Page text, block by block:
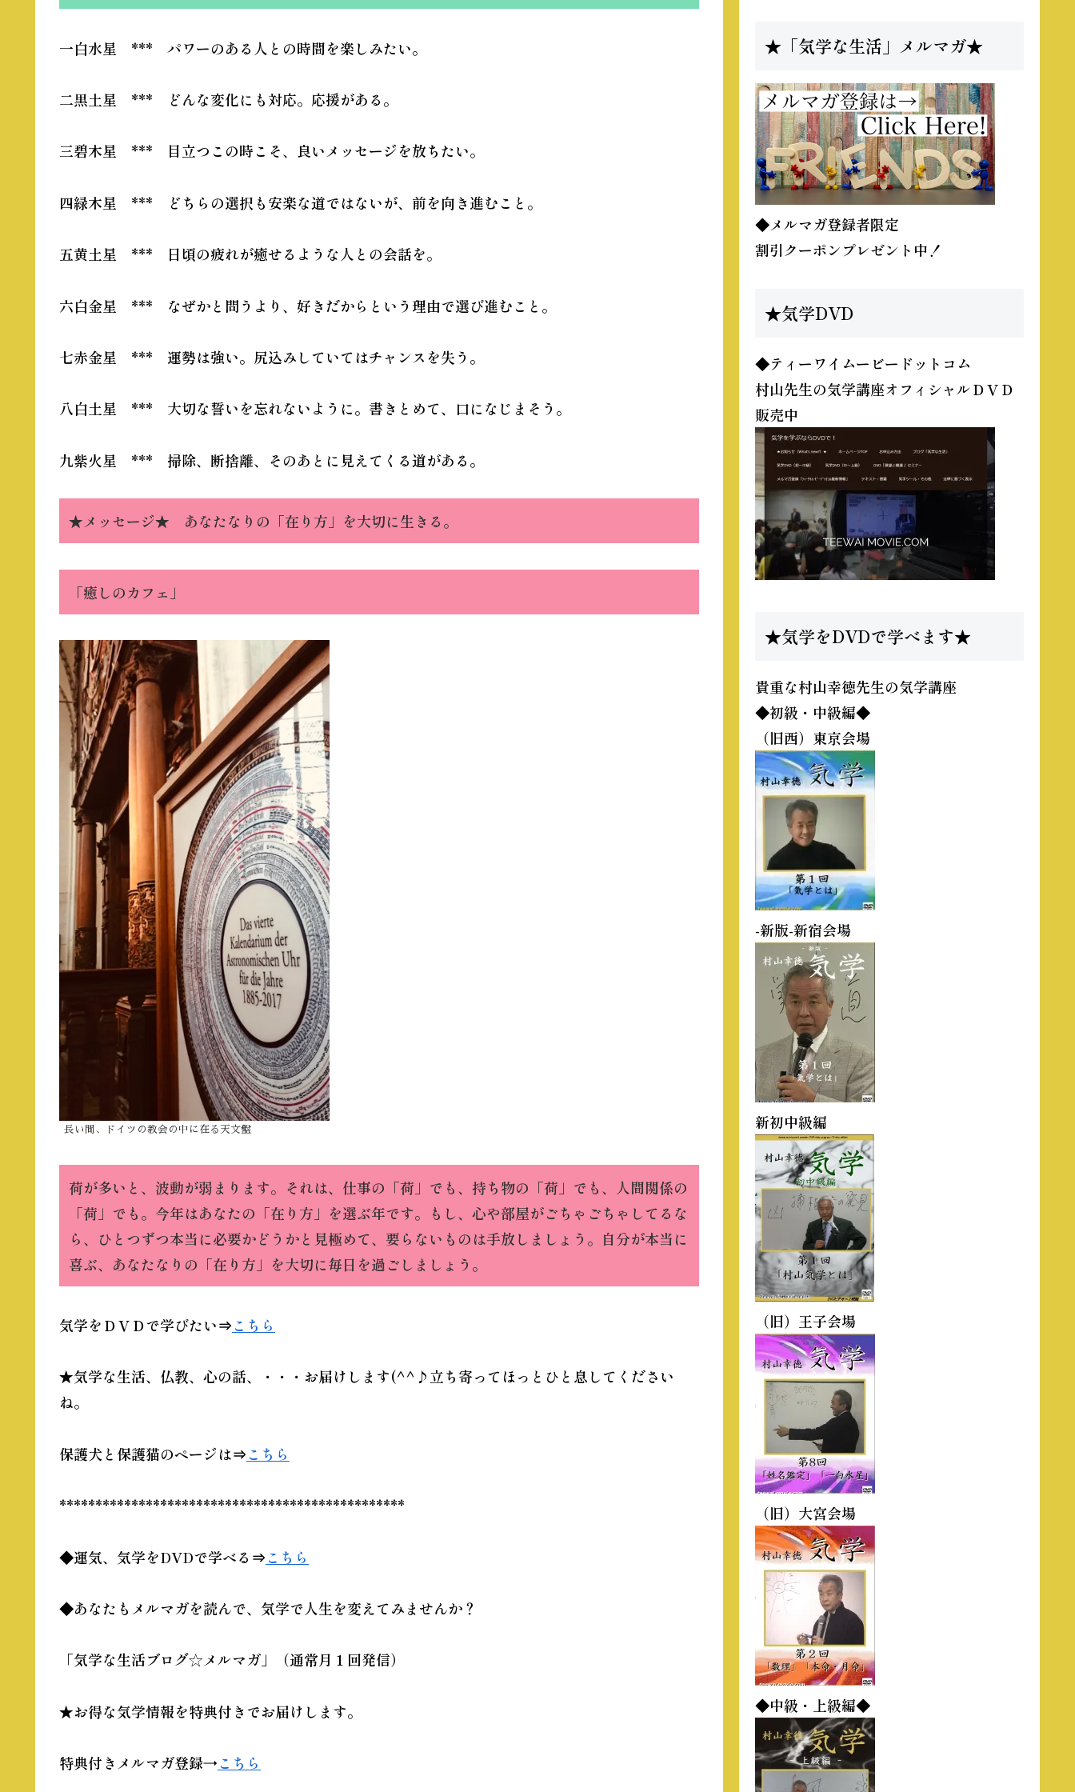
一白水星 *** パワーのある人との時間を楽しみたい。
二黒土星 *** どんな変化にも対応。応援がある。
三碧木星 *** 目立つこの時こそ、良いメッセージを放ちたい。
四緑木星 *** どちらの選択も安楽な道ではないが、前を向き進むこと。
五黄土星 *** 日頃の疲れが癒せるような人との会話を。
六白金星 *** なぜかと問うより、好きだからという理由で選び進むこと。
七赤金星 *** 運勢は強い。尻込みしていてはチャンスを失う。
八白土星 *** 大切な誓いを忘れないように。書きとめて、口になじまそう。
九紫火星 *** 掃除、断捨離、そのあとに見えてくる道がある。
★メッセージ★ あなたなりの「在り方」を大切に生きる。
「癒しのカフェ」
長い間、ドイツの教会の中に在る天文盤
荷が多いと、波動が弱まります。それは、仕事の「荷」でも、持ち物の「荷」でも、人間関係の
「荷」でも。今年はあなたの「在り方」を選ぶ年です。もし、心や部屋がごちゃごちゃしてるな
ら、ひとつずつ本当に必要かどうかと見極めて、要らないものは手放しましょう。自分が本当に
喜ぶ、あなたなりの「在り方」を大切に毎日を過ごしましょう。
気学をＤＶＤで学びたい⇒こちら
★気学な生活、仏教、心の話、・・・お届けします(^^♪立ち寄ってほっとひと息してください
ね。
保護犬と保護猫のページは⇒こちら
************************************************
◆運気、気学をDVDで学べる⇒こちら
◆あなたもメルマガを読んで、 気学で人生を変えてみませんか？
「気学な生活ブログ☆メルマガ」（通常月１回発信）
★お得な気学情報を特典付きでお届けします。
特典付きメルマガ登録→こちら
★「気学な生活」メルマガ★
◆メルマガ登録者限定
割引クーポンプレゼント中！
★気学DVD
◆ティーワイムービードットコム
村山先生の気学講座オフィシャルＤＶＤ
販売中
★気学をDVDで学べます★
貴重な村山幸徳先生の気学講座
◆初級・中級編◆
（旧西）東京会場
-新版-新宿会場
新初中級編
（旧）王子会場
（旧）大宮会場
◆中級・上級編◆